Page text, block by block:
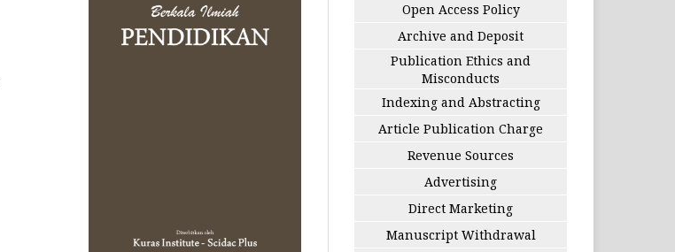
Open Access Policy
Archive and Deposit
Publication Ethics and
Misconducts
Indexing and Abstracting
Article Publication Charge
Revenue Sources
Advertising
Direct Marketing
Manuscript Withdrawal